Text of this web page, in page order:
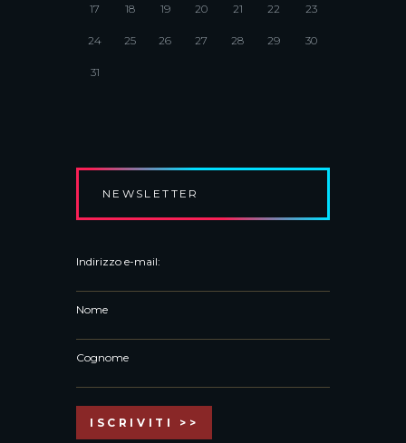
17 18 19 20 21 22 23
24 25 26 27 28 29 30
31
NEWSLETTER
Indirizzo e-mail:
Nome
Cognome